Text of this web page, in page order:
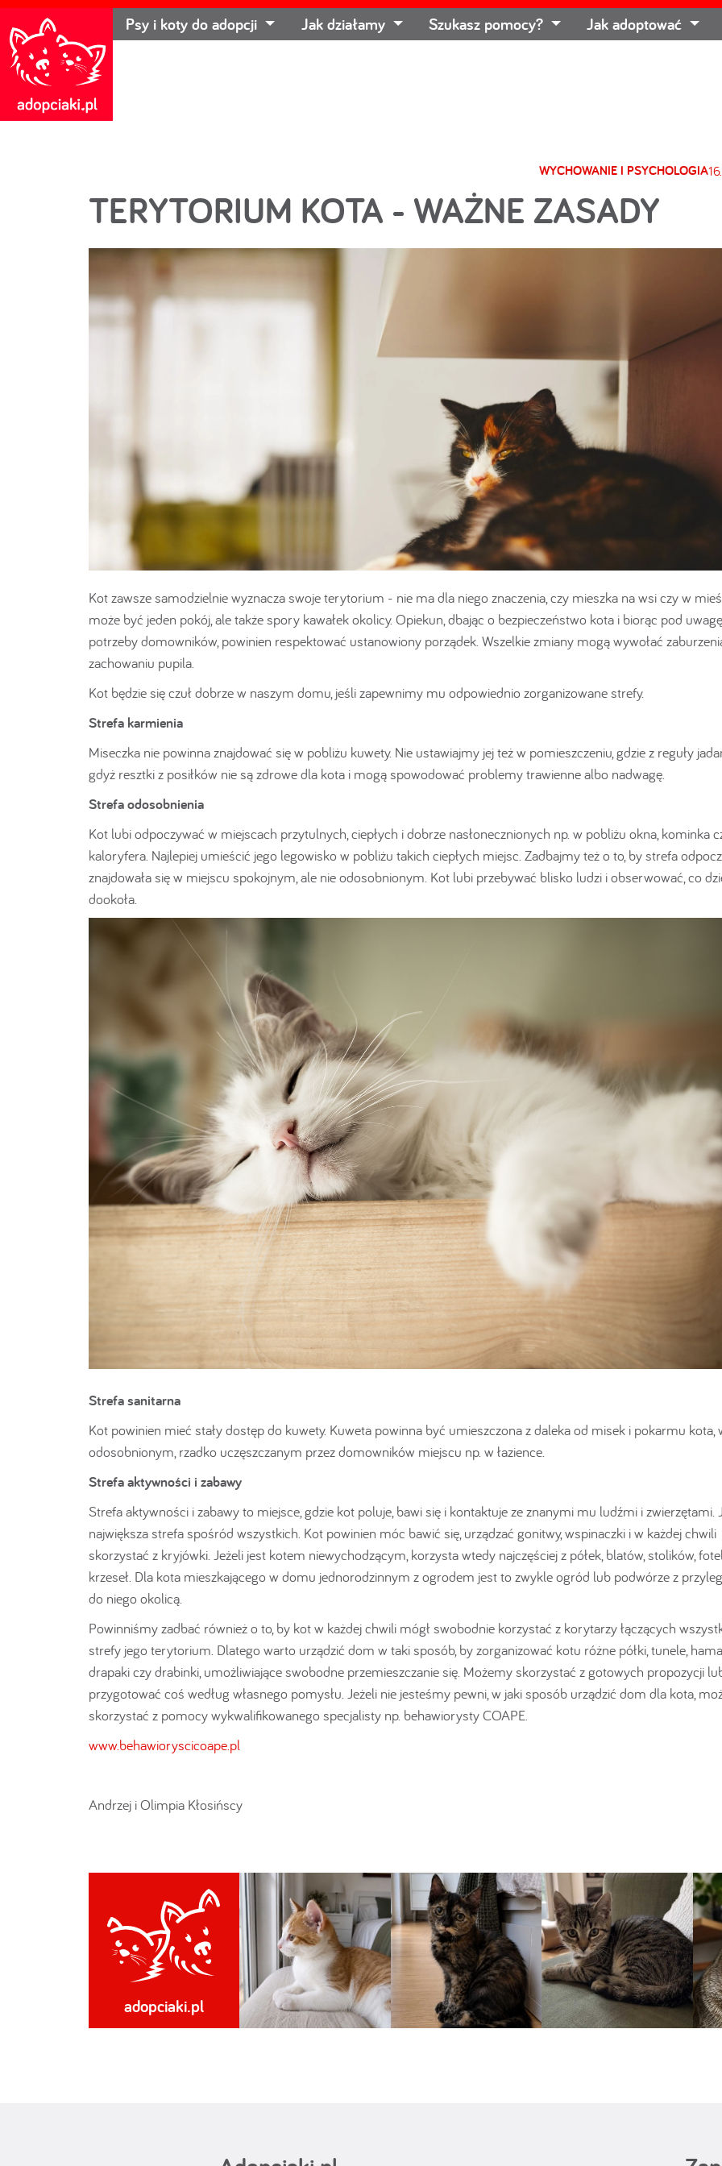
Psy i koty do adopcji Jak działamy Szukasz pomocy? Jak adoptować
WYCHOWANIE I PSYCHOLOGIA
TERYTORIUM KOTA - WAŻNE ZASADY
Kot zawsze samodzielnie wyznacza swoje terytorium - nie ma dla niego znaczenia, czy mieszka na wsi czy w
może być jeden pokój, ale także spory kawałek okolicy. Opiekun, dbając o bezpieczeństwo kota i biorąc pod uwagę
potrzeby domowników, powinien respektować ustanowiony porządek. Wszelkie zmiany mogą wywołać
zachowaniu pupila.
Kot będzie się czuł dobrze w naszym domu, jeśli zapewnimy mu odpowiednio zorganizowane strefy.
Strefa karmienia
Miseczka nie powinna znajdować się w pobliżu kuwety. Nie ustawiajmy jej też w pomieszczeniu, gdzie z reguły
gdyż resztki z posiłków nie są zdrowe dla kota i mogą spowodować problemy trawienne albo nadwagę.
Strefa odosobnienia
Kot lubi odpoczywać w miejscach przytulnych, ciepłych i dobrze nasłonecznionych np. w pobliżu okna, kominka
kaloryfera. Najlepiej umieścić jego legowisko w pobliżu takich ciepłych miejsc. Zadbajmy też o to, by strefa
znajdowała się w miejscu spokojnym, ale nie odosobnionym. Kot lubi przebywać blisko ludzi i obserwować, co
dookoła.
Strefa sanitarna
Kot powinien mieć stały dostęp do kuwety. Kuweta powinna być umieszczona z daleka od misek i pokarmu kota,
odosobnionym, rzadko uczęszczanym przez domowników miejscu np. w łazience.
Strefa aktywności i zabawy
Strefa aktywności i zabawy to miejsce, gdzie kot poluje, bawi się i kontaktuje ze znanymi mu ludźmi i zwierzętami.
największa strefa spośród wszystkich. Kot powinien móc bawić się, urządzać gonitwy, wspinaczki i w każdej chwili
skorzystać z kryjówki. Jeżeli jest kotem niewychodzącym, korzysta wtedy najczęściej z półek, blatów, stolików,
krzeseł. Dla kota mieszkającego w domu jednorodzinnym z ogrodem jest to zwykle ogród lub podwórze z
do niego okolicą.
Powinniśmy zadbać również o to, by kot w każdej chwili mógł swobodnie korzystać z korytarzy łączących
strefy jego terytorium. Dlatego warto urządzić dom w taki sposób, by zorganizować kotu różne półki, tunele,
drapaki czy drabinki, umożliwiające swobodne przemieszczanie się. Możemy skorzystać z gotowych propozycji
przygotować coś według własnego pomysłu. Jeżeli nie jesteśmy pewni, w jaki sposób urządzić dom dla kota,
skorzystać z pomocy wykwalifikowanego specjalisty np. behawiorysty COAPE.
www.behawioryscicoape.pl
Andrzej i Olimpia Kłosińscy
adopciaki.pl